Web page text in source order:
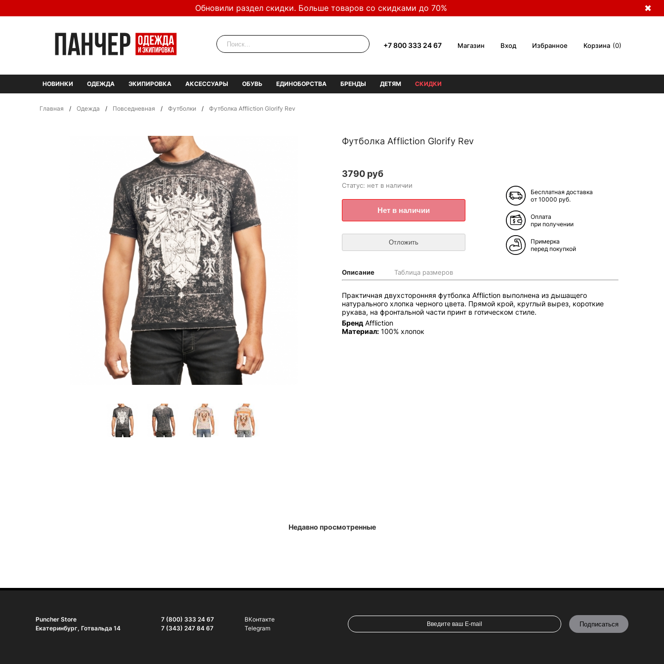
Обновили раздел скидки. Больше товаров со скидками до 70% ✖
+7 800 333 24 67 Магазин Вход Избранное Корзина 0
НОВИНКИ ОДЕЖДА ЭКИПИРОВКА АКСЕССУАРЫ ОБУВЬ ЕДИНОБОРСТВА БРЕНДЫ ДЕТЯМ СКИДКИ
Главная / Одежда / Повседневная / Футболки / Футболка Affliction Glorify Rev
Футболка Affliction Glorify Rev
3790 руб
Статус: нет в наличии
Бесплатная доставка
от 10000 руб.
Оплата
при получении
Примерка
перед покупкой
Описание Таблица размеров
Практичная двухсторонняя футболка Affliction выполнена из дышащего
натурального хлопка черного цвета. Прямой крой, круглый вырез, короткие
рукава, на фронтальной части принт в готическом стиле.
Бренд Affliction
Материал: 100% хлопок
Недавно просмотренные
Puncher Store
Екатеринбург, Готвальда 14
7 (800) 333 24 67
7 (343) 247 84 67
ВКонтакте
Telegram